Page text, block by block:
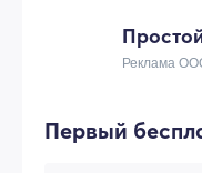
Реклама
Первый